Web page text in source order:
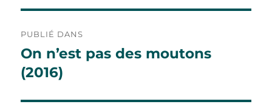
de
l’article
PUBLIÉ DANS
On n’est pas des moutons
(2016)